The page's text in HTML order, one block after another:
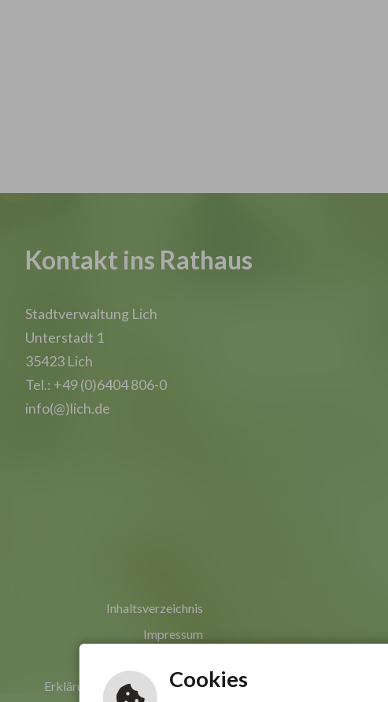
Kontakt ins Rathaus
Stadtverwaltung Lich
Unterstadt 1
35423 Lich
Tel.: +49 (0)6404 806-0
info(@)lich.de
Inhaltsverzeichnis
Impressum
Erklärung zur BarrierefreiheitCookies